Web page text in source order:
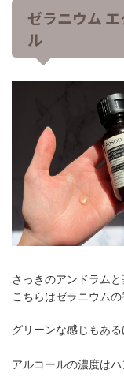
ゼラニウム
ル
さっきのアンドラムと
こちらはゼラニウムの
グリーンな感じもある
アルコールの濃度は